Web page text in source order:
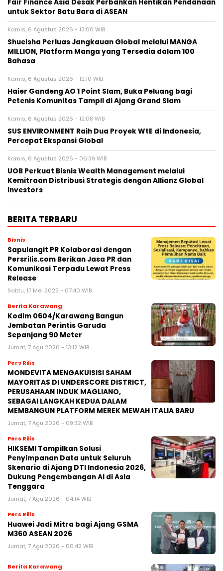
Fair Finance Asia Desak Perbankan Hentikan Pendanaan
untuk Sektor Batu Bara di ASEAN
Kamis, 6 Agustus 2026 - 13:00 WIB
Shueisha Perluas Jangkauan Global melalui MANGA
MILLION, Platform Manga yang Tersedia dalam 100
Bahasa
Kamis, 6 Agustus 2026 - 12:10 WIB
Haier Gandeng AO 1 Point Slam, Buka Peluang bagi
Petenis Komunitas Tampil di Ajang Grand Slam
Kamis, 6 Agustus 2026 - 12:08 WIB
SUS ENVIRONMENT Raih Dua Proyek WtE di Indonesia,
Percepat Ekspansi Global
Kamis, 6 Agustus 2026 - 06:39 WIB
UOB Perkuat Bisnis Wealth Management melalui
Kemitraan Distribusi Strategis dengan Allianz Global
Investors
BERITA TERBARU
Bisnis
Sapulangit PR Kolaborasi dengan
Persrilis.com Berikan Jasa PR dan
Komunikasi Terpadu Lewat Press
Release
Sabtu, 17 Mei 2025 - 07:40 WIB
Berita Karawang
Kodim 0604/Karawang Bangun
Jembatan Perintis Garuda
Sepanjang 90 Meter
Jumat, 7 Agu 2026 - 13:12 WIB
Pers Rilis
MONDEVITA MENGAKUISISI SAHAM
MAYORITAS DI UNDERSCORE DISTRICT,
PERUSAHAAN INDUK MAGLIANO,
SEBAGAI LANGKAH KEDUA DALAM
MEMBANGUN PLATFORM MEREK MEWAH ITALIA BARU
Jumat, 7 Agu 2026 - 09:32 WIB
Pers Rilis
HIKSEMI Tampilkan Solusi
Penyimpanan Data untuk Seluruh
Skenario di Ajang DTI Indonesia 2026,
Dukung Pengembangan AI di Asia
Tenggara
Jumat, 7 Agu 2026 - 04:14 WIB
Pers Rilis
Huawei Jadi Mitra bagi Ajang GSMA
M360 ASEAN 2026
Jumat, 7 Agu 2026 - 00:42 WIB
Berita Karawang